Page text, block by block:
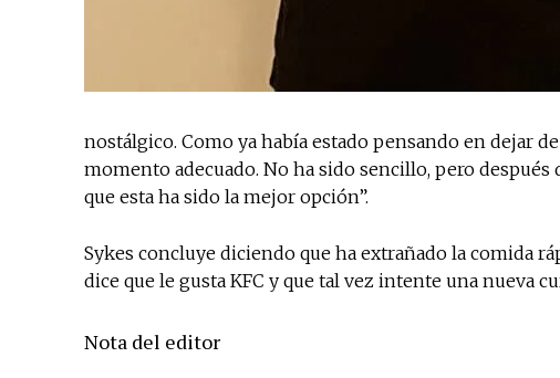
nostálgico. Como ya había estado pensando en dejar
momento adecuado. No ha sido sencillo, pero
que esta ha sido la mejor opción”.
Sykes concluye diciendo que ha extrañado la comida
dice que le gusta KFC y que tal vez intente una nueva
Nota del editor